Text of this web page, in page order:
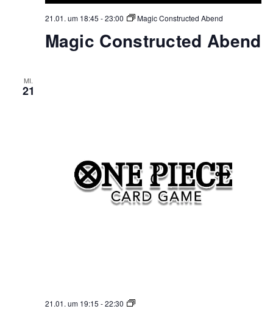
21.01. um 18:45 -23:00 Magic Constructed Abend
Magic Constructed Abend
MI.
21
21.01. um 19:15 -22:30
One